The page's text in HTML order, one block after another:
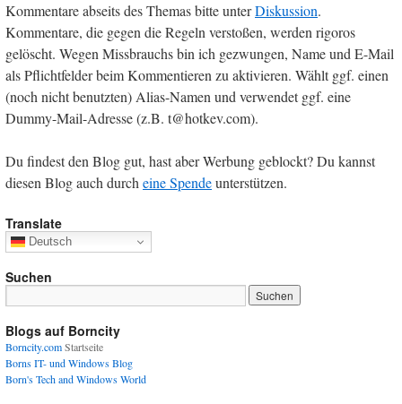
Kommentare abseits des Themas bitte unterDiskussion.
Kommentare, die gegen die Regeln verstoßen, werden rigoros
gelöscht. Wegen Missbrauchs bin ich gezwungen, Name und E-Mail
als Pflichtfelder beim Kommentieren zu aktivieren. Wählt ggf. einen
(noch nicht benutzten) Alias-Namen und verwendet ggf. eine
Dummy-Mail-Adresse (z.B. t@hotkev.com).
Du findest den Blog gut, hast aber Werbung geblockt? Du kannst
diesen Blog auch durcheine Spendeunterstützen.
Translate
Deutsch
Suchen
Blogs auf Borncity
Borncity.comStartseite
Borns IT- und Windows Blog
Born's Tech and Windows World